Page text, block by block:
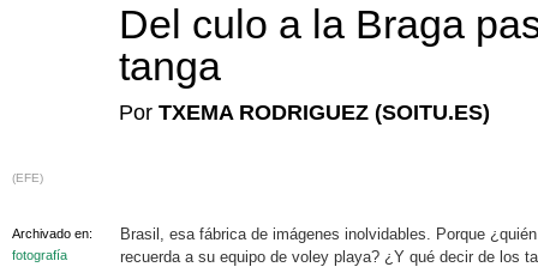
Del culo a la Braga
tanga
Por TXEMA RODRIGUEZ (SOITU.ES)
(EFE)
Archivado en:
fotografía
Brasil, esa fábrica de imágenes inolvidables. Porque
recuerda a su equipo de voley playa? ¿Y qué decir de los